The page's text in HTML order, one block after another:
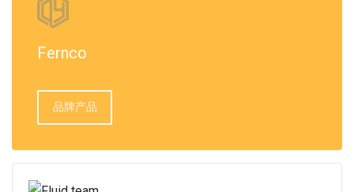
Fernco
品牌产品